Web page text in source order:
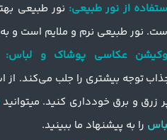
از نور طبیعی: نور طبیعی
نور طبیعی نرم و ملایم است
عکاسی پوشاک و لباس:
توجه بیشتری را جلب می‌کند. از
زرق و برق خودداری کنید. میتوانید
را به پیشنهاد ما ببینید.